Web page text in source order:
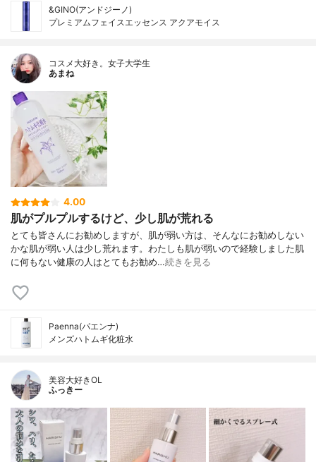
&GINO(アンドジーノ)
プレミアムフェイスエッセンス アクアモイス
コスメ大好き。女子大学生
あまね
4.00
肌がプルプルするけど、少し肌が荒れる
とても皆さんにお勧めしますが、肌が弱い方は、そんなにお勧めしない
かな肌が弱い人は少し荒れます。わたしも肌が弱いので経験しました肌
に何もない健康の人はとてもお勧め…続きを見る
Paenna(パエンナ)
メンズハトムギ化粧水
美容大好きOL
ふっきー